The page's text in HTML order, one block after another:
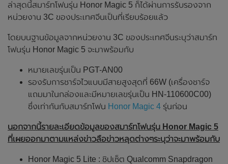
ล่าสุดนี้สมาร์ทโฟนรุ่น Honor Magic 5 ก็ได้ผ่านการรับรองจาก
หน่วยงาน 3C ของประเทศจีนเป็นที่เรียบร้อยแล้ว
โดยบนฐานข้อมูลจากหน่วยงาน 3C ของประเทศจีนระบุว่าสมาร์ท
โฟนรุ่น Honor Magic 5 จะมาพร้อมกับ
หมายเลขรุ่นเป็น PGT-AN00
รองรับการชาร์จไวแบบมีสายสูงสุดที่ 66W (เครื่องชาร์จ
แถมมาในกล่องและมีหมายเลขรุ่นเป็น HN-110600C00)
ซึ่งเท่ากันกับสมาร์ทโฟน Honor Magic 4 รุ่นก่อน
นอกจากนี้รายละเอียดข้อมูลของสมาร์ทโฟนรุ่น Honor Magic 5
ที่เผยออกมาตามแหล่งข่าวลือข่าวหลุดต่างๆระบุว่าจะมาพร้อมกับ
Honor Magic 5 Lite : ชิปเซ็ต Qualcomm Snapdragon